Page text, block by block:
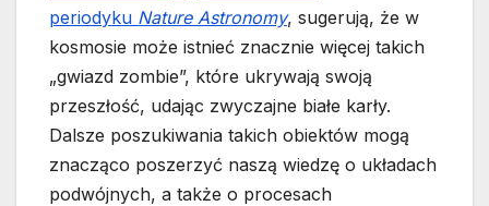
periodyku Nature Astronomy, sugerują, że w
kosmosie może istnieć znacznie więcej takich
„gwiazd zombie”, które ukrywają swoją
przeszłość, udając zwyczajne białe karły.
Dalsze poszukiwania takich obiektów mogą
znacząco poszerzyć naszą wiedzę o układach
podwójnych, a także o procesach